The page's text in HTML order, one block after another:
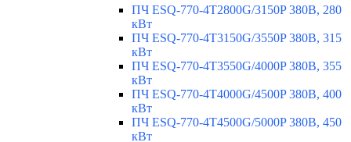
ПЧ ESQ-770-4T2800G/3150P 380В, 280
кВт
ПЧ ESQ-770-4T3150G/3550P 380В, 315
кВт
ПЧ ESQ-770-4T3550G/4000P 380В, 355
кВт
ПЧ ESQ-770-4T4000G/4500P 380В, 400
кВт
ПЧ ESQ-770-4T4500G/5000P 380В, 450
кВт